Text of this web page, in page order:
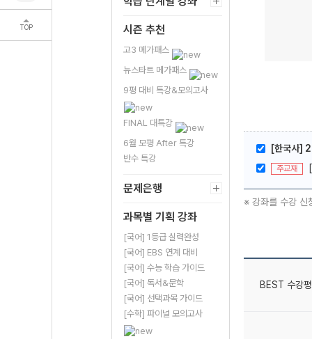
TOP 시즌 추천
고3 메가패스
뉴스타트 메가패스
9평 대비 특강&모의고사
FINAL 대특강
6월 모평 After 특강
반수 특강
문제은행
과목별 기획 강좌
[국어] 1등급 실력완성
[국어] EBS 연계 대비
[국어] 수능 학습 가이드
[국어] 독서&문학
[국어] 선택과목 가이드
[수학] 파이널 모의고사
[한국사]
주교재
※ 강좌를 수강 신
BEST 수강평